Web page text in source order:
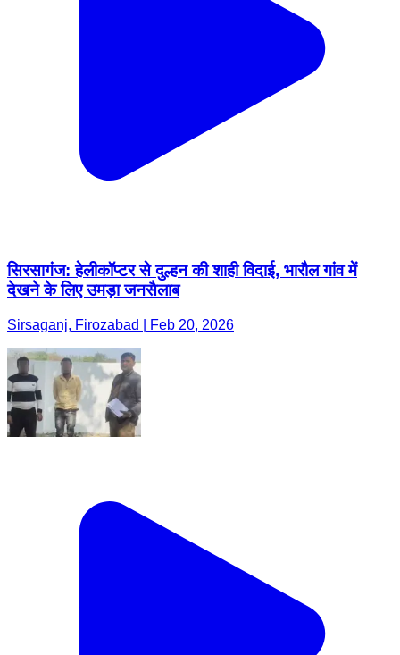
सिरसागंज: हेलीकॉप्टर से दुल्हन की शाही विदाई, भारौल गांव में
देखने के लिए उमड़ा जनसैलाब
Sirsaganj, Firozabad | Feb 20, 2026